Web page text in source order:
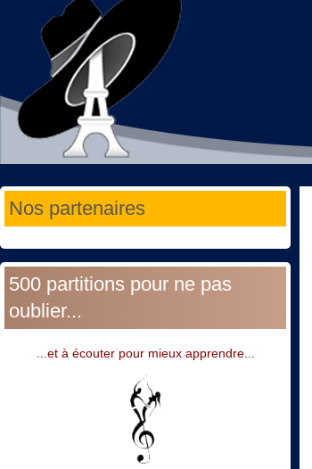
Nos partenaires
500 partitions pour ne pas
oublier...
...et à écouter pour mieux apprendre...